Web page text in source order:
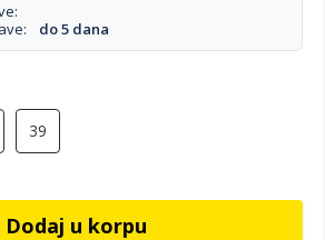
do 5 dana
39
Dodaj u korpu